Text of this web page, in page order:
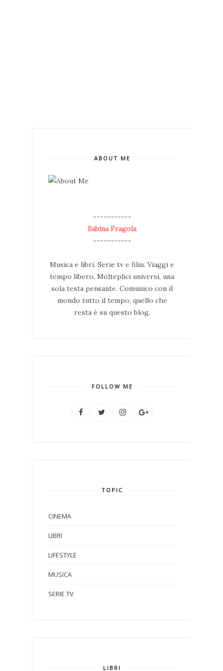
ABOUT ME
-----------
Sabina Fragola
-----------
Musica e libri. Serie tv e film. Viaggi e
tempo libero. Molteplici universi, una
sola testa pensante. Comunico con il
mondo tutto il tempo, quello che
resta è su questo blog.
FOLLOW ME
TOPIC
CINEMA
LIBRI
LIFESTYLE
MUSICA
SERIE TV
LIBRI